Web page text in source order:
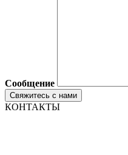
Сообщение
КОНТАКТЫ